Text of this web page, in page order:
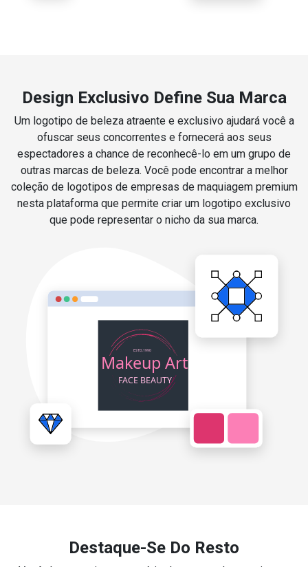
Design Exclusivo Define Sua Marca
Um logotipo de beleza atraente e exclusivo ajudará você a
ofuscar seus concorrentes e fornecerá aos seus
espectadores a chance de reconhecê-lo em um grupo de
outras marcas de beleza. Você pode encontrar a melhor
coleção de logotipos de empresas de maquiagem premium
nesta plataforma que permite criar um logotipo exclusivo
que pode representar o nicho da sua marca.
Destaque-Se Do Resto